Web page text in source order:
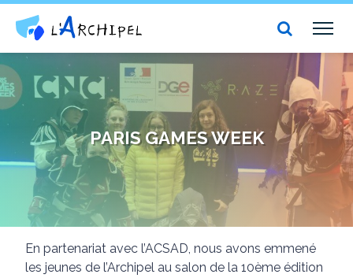
Centre social et culturel l'Archipel
PARIS GAMES WEEK
En partenariat avec l’ACSAD, nous avons emmené
les jeunes de l’Archipel au salon de la 10ème édition